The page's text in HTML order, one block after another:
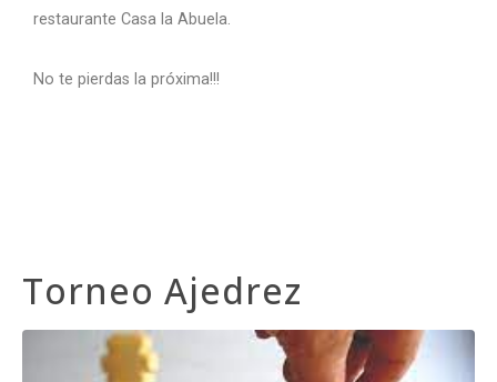
restaurante Casa la Abuela.
No te pierdas la próxima!!!
Torneo Ajedrez